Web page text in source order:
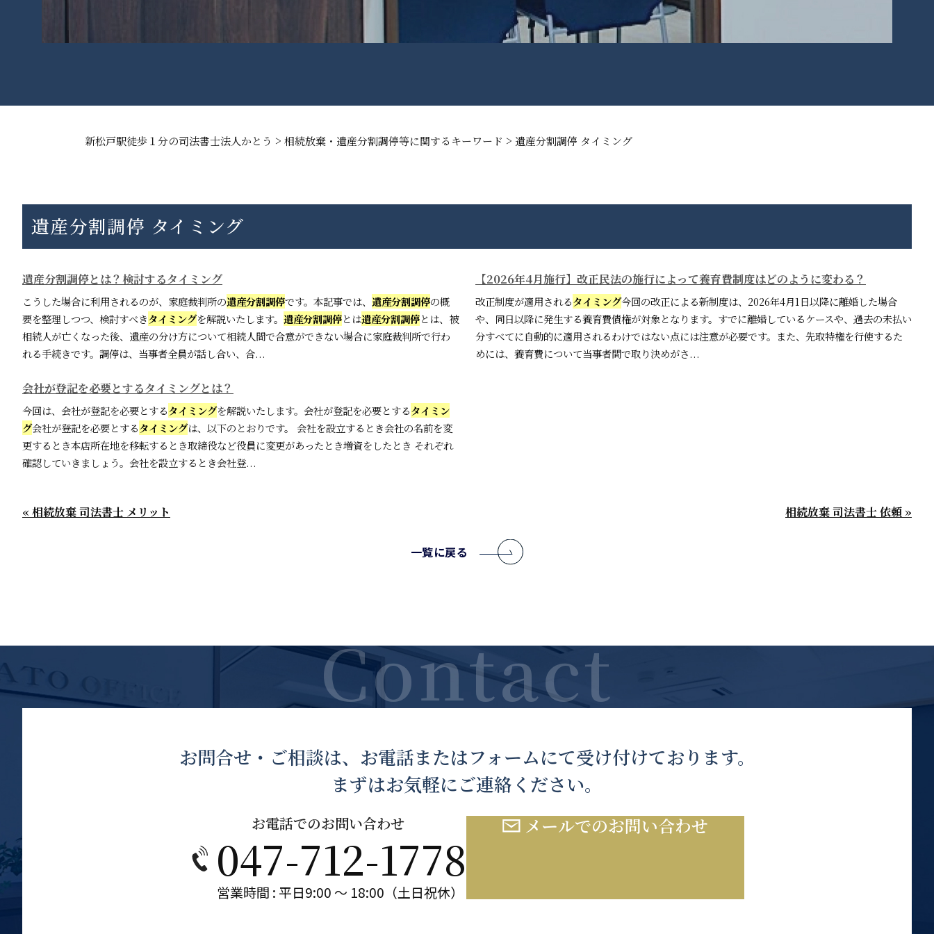
新松戸駅徒歩１分の司法書士法人かとう > 相続放棄・遺産分割調停等に関するキーワード > 遺産分割調停 タイミング
遺産分割調停 タイミング
遺産分割調停とは？検討するタイミング
こうした場合に利用されるのが、家庭裁判所の遺産分割調停です。本記事では、 遺産分割調停の概
要を整理しつつ、検討すべきタイミングを解説いたします。 遺産分割調停とは遺産分割調停とは、被
相続人が亡くなった後、遺産の分け方について相続人間で合意ができない場合に家庭裁判所で行わ
れる手続きです。調停は、当事者全員が話し合い、合...
【2026年4月施行】改正民法の施行によって養育費制度はどのように変わる？
改正制度が適用されるタイミング今回の改正による新制度は、2026年4月1日以降に離婚した場合
や、同日以降に発生する養育費債権が対象となります。すでに離婚しているケースや、過去の未払い
分すべてに自動的に適用されるわけではない点には注意が必要です。また、先取特権を行使するた
めには、養育費について当事者間で取り決めがさ...
会社が登記を必要とするタイミングとは？
今回は、会社が登記を必要とするタイミングを解説いたします。会社が登記を必要とするタイミン
グ会社が登記を必要とするタイミングは、以下のとおりです。 会社を設立するとき会社の名前を変
更するとき本店所在地を移転するとき取締役など役員に変更があったとき増資をしたとき それぞれ
確認していきましょう。会社を設立するとき会社登...
« 相続放棄 司法書士 メリット 相続放棄 司法書士 依頼 »
一覧に戻る
お問合せ・ご相談は、お電話またはフォームにて受け付けております。
まずはお気軽にご連絡ください。
お電話でのお問い合わせ
047-712-1778
営業時間 : 平日9:00 ～ 18:00（土日祝休）
メールでのお問い合わせ